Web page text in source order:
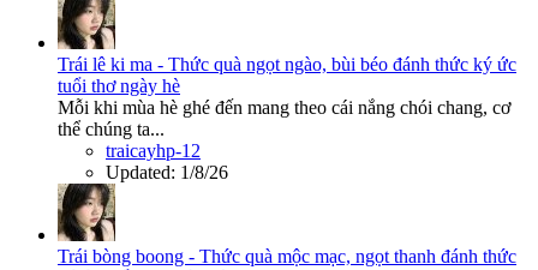
Trái lê ki ma - Thức quà ngọt ngào, bùi béo đánh thức ký ức
tuổi thơ ngày hè
Mỗi khi mùa hè ghé đến mang theo cái nắng chói chang, cơ
thể chúng ta...
traicayhp-12
Updated: 1/8/26
Trái bòng boong - Thức quà mộc mạc, ngọt thanh đánh thức